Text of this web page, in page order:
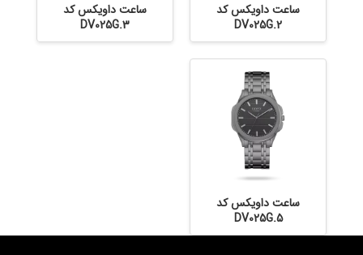
ساعت داویکس کد
DV025G.2
ساعت داویکس کد
DV025G.3
ساعت داویکس کد
DV025G.5